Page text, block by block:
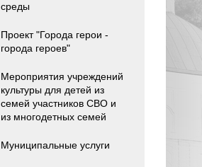
среды
Проект "Города герои -
города героев"
Мероприятия учреждений
культуры для детей из
семей участников СВО и
из многодетных семей
Муниципальные услуги